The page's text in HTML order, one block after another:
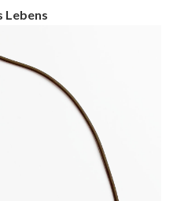
Lebens